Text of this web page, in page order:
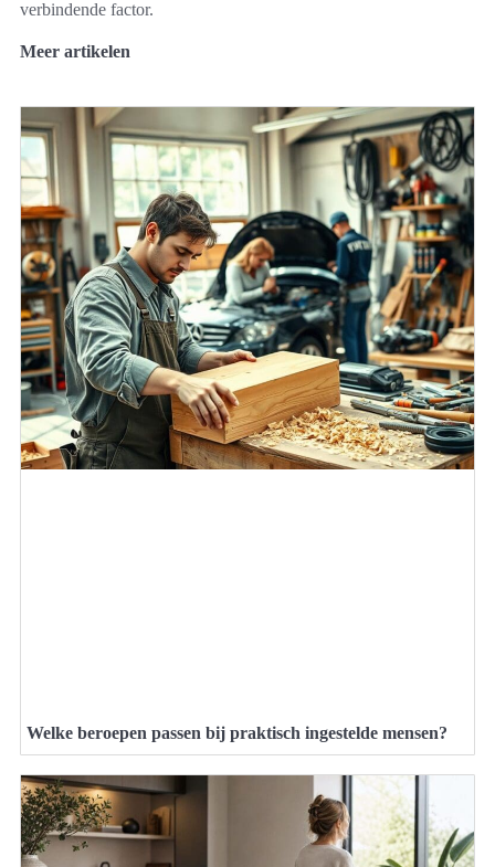
verbindende factor.
Meer artikelen
Welke beroepen passen bij praktisch ingestelde mensen?